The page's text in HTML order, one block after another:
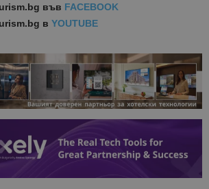
във FACEBOOK
в YOUTUBE